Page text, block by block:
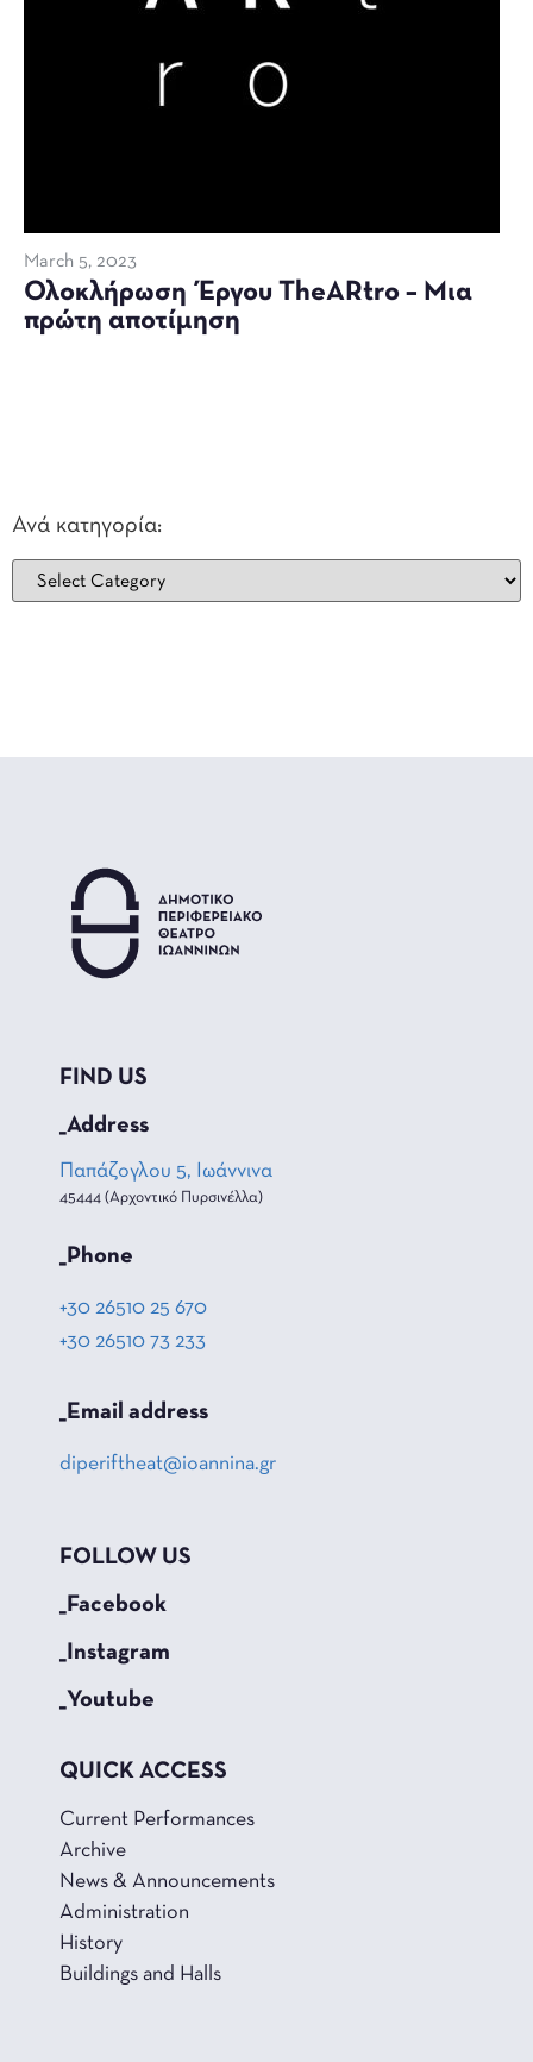
March 5, 2023
Ολοκλήρωση Έργου TheARtro – Μια
πρώτη αποτίμηση
Ανά κατηγορία:
FIND US
_Address
Παπάζογλου 5, Ιωάννινα
45444 (Αρχοντικό Πυρσινέλλα)
_Phone
+30 26510 25 670
+30 26510 73 233
_Email address
diperiftheat@ioannina.gr
FOLLOW US
_Facebook
_Instagram
_Youtube
QUICK ACCESS
Current Performances
Archive
News & Announcements
Administration
History
Buildings and Halls